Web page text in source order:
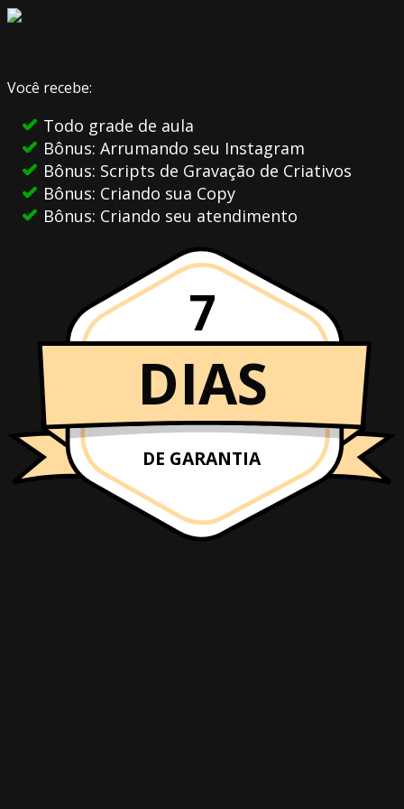
Você recebe:
Todo grade de aula
Bônus: Arrumando seu Instagram
Bônus: Scripts de Gravação de Criativos
Bônus: Criando sua Copy
Bônus: Criando seu atendimento
7
DIAS
DE GARANTIA